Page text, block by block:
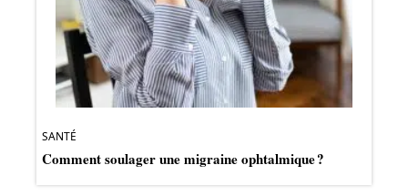
SANTÉ
Comment soulager une migraine ophtalmique ?